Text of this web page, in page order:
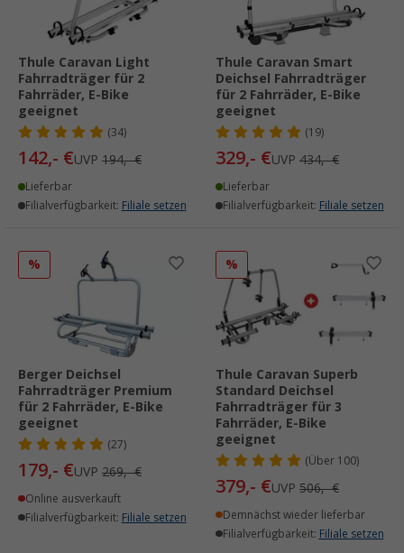
Thule Caravan Light
Fahrradträger für 2
Fahrräder, E-Bike
geeignet
(34)
142,- €UVP 194,- €
Lieferbar
Filialverfügbarkeit: Filiale setzen
Thule Caravan Smart
Deichsel Fahrradträger
für 2 Fahrräder, E-Bike
geeignet
(19)
329,- €UVP 434,- €
Lieferbar
Filialverfügbarkeit: Filiale setzen
%
Berger Deichsel
Fahrradträger Premium
für 2 Fahrräder, E-Bike
geeignet
(27)
179,- €UVP 269,- €
Online ausverkauft
Filialverfügbarkeit: Filiale setzen
%
Thule Caravan Superb
Standard Deichsel
Fahrradträger für 3
Fahrräder, E-Bike
geeignet
(Über100)
379,- €UVP 506,- €
Demnächst wieder lieferbar
Filialverfügbarkeit: Filiale setzen